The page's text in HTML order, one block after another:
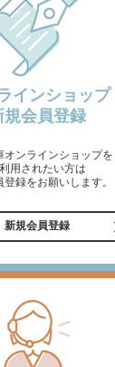
インショップ
規会員登録
オンラインショップを
用されたい方は
登録をお願いします。
新規会員登録